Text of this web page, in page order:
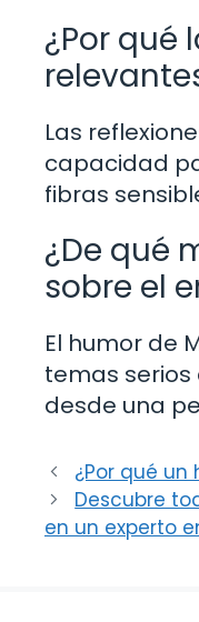
¿Por qué
Las
capacidad
fibras
¿De qué
sobre el
El humor de
temas serios
desde una
¿Por qué
Descubre
en un experto